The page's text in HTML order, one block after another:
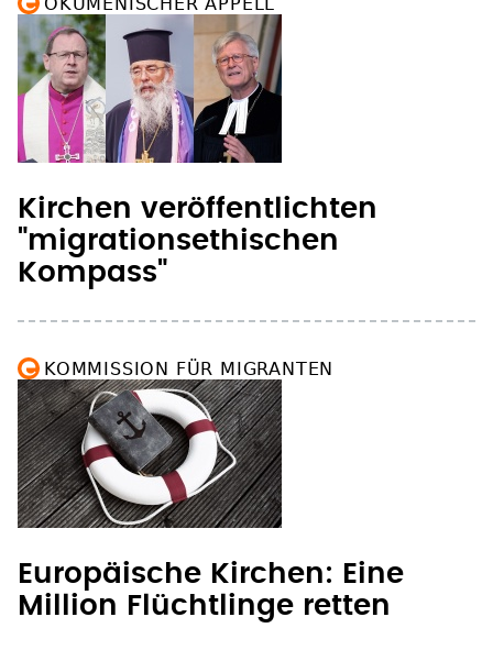
Kirchen veröffentlichten
"migrationsethischen
Kompass"
KOMMISSION FÜR MIGRANTEN
Europäische Kirchen: Eine
Million Flüchtlinge retten